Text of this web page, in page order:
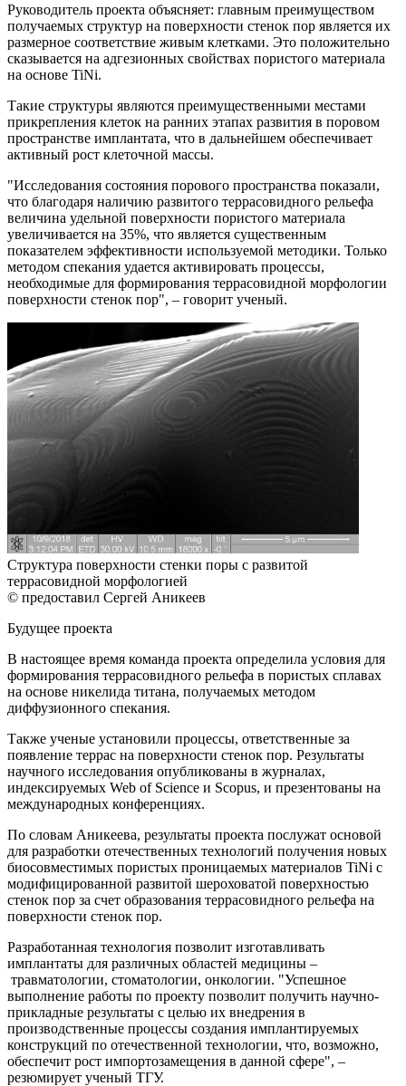
Руководитель проекта объясняет: главным преимуществом
получаемых структур на поверхности стенок пор является их
размерное соответствие живым клетками. Это положительно
сказывается на адгезионных свойствах пористого материала
на основе TiNi.
Такие структуры являются преимущественными местами
прикрепления клеток на ранних этапах развития в поровом
пространстве имплантата, что в дальнейшем обеспечивает
активный рост клеточной массы.
"Исследования состояния порового пространства показали,
что благодаря наличию развитого террасовидного рельефа
величина удельной поверхности пористого материала
увеличивается на 35%, что является существенным
показателем эффективности используемой методики. Только
методом спекания удается активировать процессы,
необходимые для формирования террасовидной морфологии
поверхности стенок пор", – говорит ученый.
Структура поверхности стенки поры с развитой
террасовидной морфологией
© предоставил Сергей Аникеев
Будущее проекта
В настоящее время команда проекта определила условия для
формирования террасовидного рельефа в пористых сплавах
на основе никелида титана, получаемых методом
диффузионного спекания.
Также ученые установили процессы, ответственные за
появление террас на поверхности стенок пор. Результаты
научного исследования опубликованы в журналах,
индексируемых Web of Science и Scopus, и презентованы на
международных конференциях.
По словам Аникеева, результаты проекта послужат основой
для разработки отечественных технологий получения новых
биосовместимых пористых проницаемых материалов TiNi с
модифицированной развитой шероховатой поверхностью
стенок пор за счет образования террасовидного рельефа на
поверхности стенок пор.
Разработанная технология позволит изготавливать
имплантаты для различных областей медицины –
травматологии, стоматологии, онкологии. "Успешное
выполнение работы по проекту позволит получить научно-
прикладные результаты с целью их внедрения в
производственные процессы создания имплантируемых
конструкций по отечественной технологии, что, возможно,
обеспечит рост импортозамещения в данной сфере", –
резюмирует ученый ТГУ.